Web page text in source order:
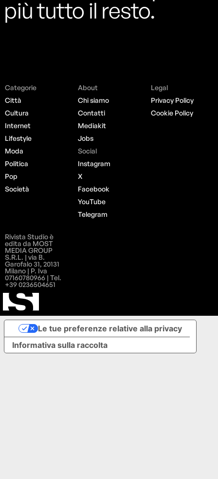
più tutto il resto.
Categorie
Città
Cultura
Internet
Lifestyle
Moda
Politica
Pop
Società
About
Chi siamo
Contatti
Mediakit
Jobs
Social
Instagram
X
Facebook
YouTube
Telegram
Legal
Privacy Policy
Cookie Policy
Rivista Studio è
edita da MOST
MEDIA GROUP
S.R.L. | via B.
Garofalo 31, 20131
Milano | P. Iva
07160780966 | Tel.
+39 0236504651
Informativa sulla raccolta
Le tue preferenze relative alla privacy